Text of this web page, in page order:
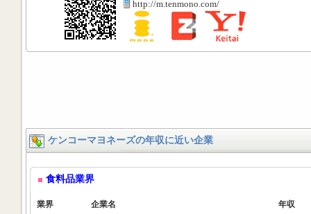
http://m.tenmono.com/
ケンコーマヨネーズの年収に近い企業
食料品業界
業界 企業名
年収